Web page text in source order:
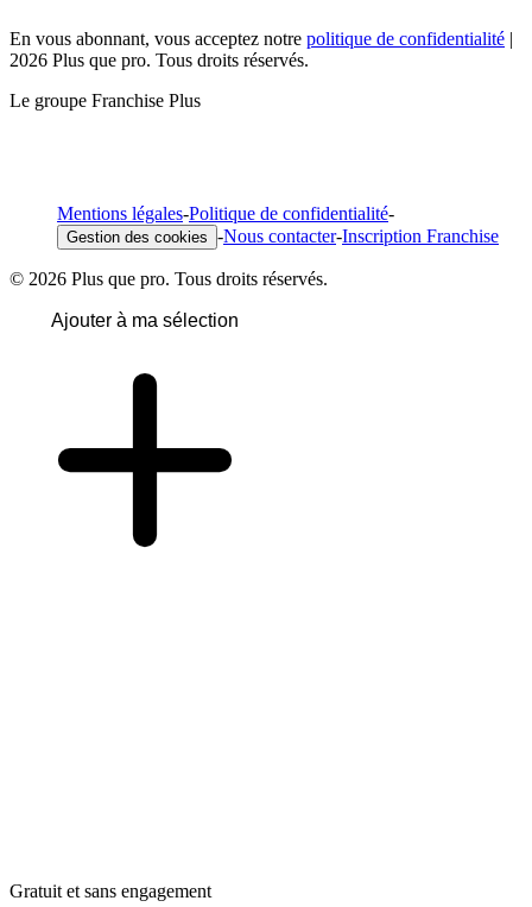
En vous abonnant, vous acceptez notre politique de confidentialité |
2026 Plus que pro. Tous droits réservés.
Le groupe Franchise Plus
Mentions légales-Politique de confidentialité-
Gestion des cookies -Nous contacter-Inscription Franchise
© 2026 Plus que pro. Tous droits réservés.
Ajouter à ma sélection
Gratuit et sans engagement